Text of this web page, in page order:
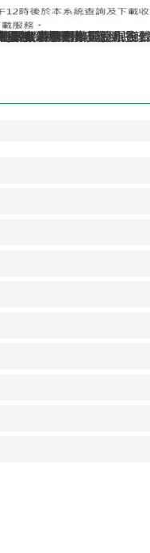
事實辦理遷出登記。
料，如果接獲不明戶
多加運用!
日姓名條例修正公布後
書表請由本人親自簽名
格，可使用自然人憑證
政規費管道，減少現金找
各項戶籍登記業務
段無法辦理事項說明
服務
戶政事務所辦理，別跑